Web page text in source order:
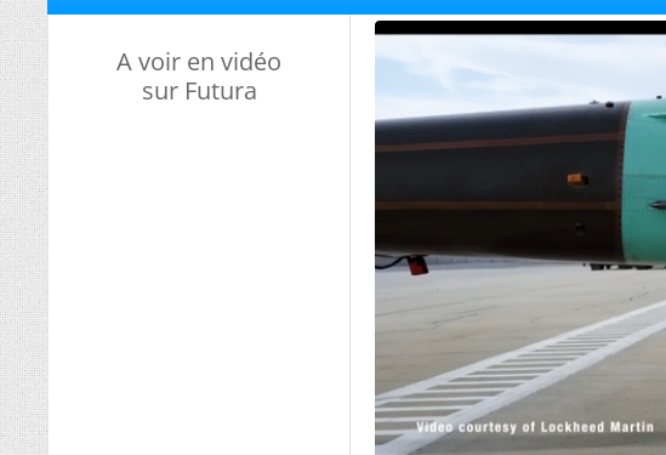
A voir en vidéo
sur Futura